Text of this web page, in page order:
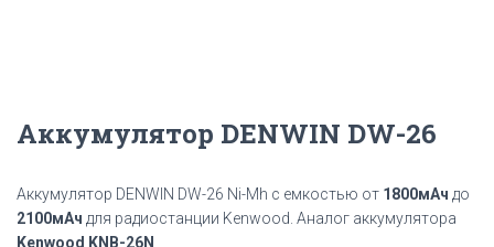
Аккумулятор DENWIN DW-26
Аккумулятор DENWIN DW-26 Ni-Mh с емкостью от 1800мАч до
2100мАч для радиостанции Kenwood. Аналог аккумулятора
Kenwood KNB-26N